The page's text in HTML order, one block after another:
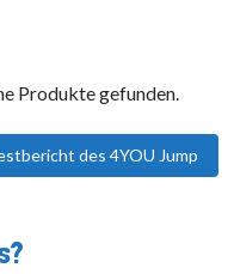
Produkte gefunden.
des 4YOU Jump